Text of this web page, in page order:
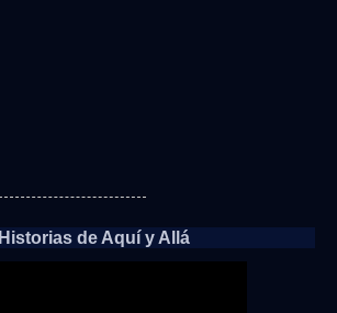
Historias de Aquí y Allá